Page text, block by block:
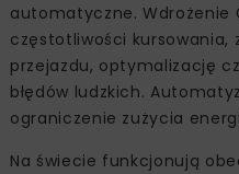
automatyczne. Wdrożenie
częstotliwości kursowania,
przejazdu, optymalizację
błędów ludzkich.
ograniczenie zużycia
Na świecie funkcjonują